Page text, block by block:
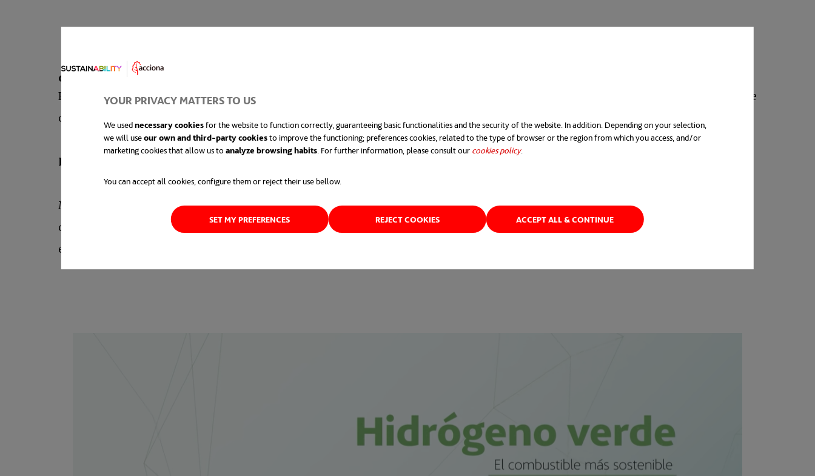
YOUR PRIVACY MATTERS TO US
We usednecessary cookiesfor the website to function correctly, guaranteeing basic functionalities and the security of the website. In addition. Depending on your selection,
we will useour own and third-party cookiesto improve the functioning; preferences cookies, related to the type of browser or the region from which you access, and/or
marketing cookies that allow us to analyze browsing habits. For further information, please consult our cookies policy.
You can accept all cookies, configure them or reject their use bellow.
SET MY PREFERENCES REJECT COOKIES ACCEPT ALL & CONTINUE
Es el elemento químico más abundante del mundo. Es ligero, almacenable, denso en energía y no genera en sí emisiones directas de
contaminantes. Pero no todo el hidrógeno en sostenible. El que nos
Increíble, ¿verdad?
Me imagino qué estarás pensando: Si es tan maravilloso...¿por qué no funciona todo a base de hidrógeno?Porque todavía se tiene
que invertir más en investigación y desarrollo, así como impulsar políticas gubernamentales, parar salvar las barreras a las que se
enfrenta. Y porque, además, no todo el hidrógeno puede ayudarnos a conseguir la neutralidad en carbono.